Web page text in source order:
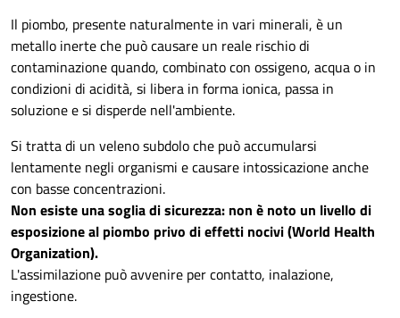
Il piombo, presente naturalmente in vari minerali, è un
metallo inerte che può causare un reale rischio di
contaminazione quando, combinato con ossigeno, acqua o in
condizioni di acidità, si libera in forma ionica, passa in
soluzione e si disperde nell'ambiente.
Si tratta di un veleno subdolo che può accumularsi
lentamente negli organismi e causare intossicazione anche
con basse concentrazioni.
Non esiste una soglia di sicurezza: non è noto un livello di
esposizione al piombo privo di effetti nocivi (World Health
Organization).
L'assimilazione può avvenire per contatto, inalazione,
ingestione.